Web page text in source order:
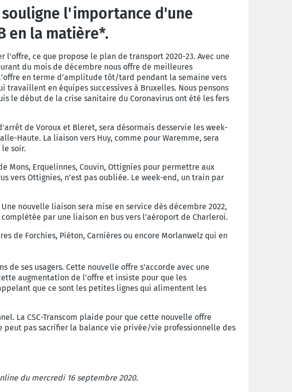
souligne l'importance d'une
en la matière*.
ce que propose le plan de transport 2020-23. Avec une
du mois de décembre nous offre de meilleures
en terme d’amplitude tôt/tard pendant la semaine vers
travaillent en équipes successives à Bruxelles. Nous pensons
le début de la crise sanitaire du Coronavirus ont été les fers
de Voroux et Bleret, sera désormais desservie les week-
Haute. La liaison vers Huy, comme pour Waremme, sera
soir.
Mons, Erquelinnes, Couvin, Ottignies pour permettre aux
vers Ottignies, n’est pas oubliée. Le week-end, un train par
nouvelle liaison sera mise en service dès décembre 2022,
par une liaison en bus vers l’aéroport de Charleroi.
de Forchies, Piéton, Carnières ou encore Morlanwelz qui en
de ses usagers. Cette nouvelle offre s'accorde avec une
augmentation de l’offre et insiste pour que les
que ce sont les petites lignes qui alimentent les
La CSC-Transcom plaide pour que cette nouvelle offre
pas sacrifier la balance vie privée/vie professionnelle des
du mercredi 16 septembre 2020.